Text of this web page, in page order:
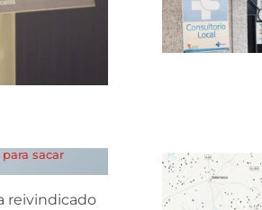
sacar
reivindicado